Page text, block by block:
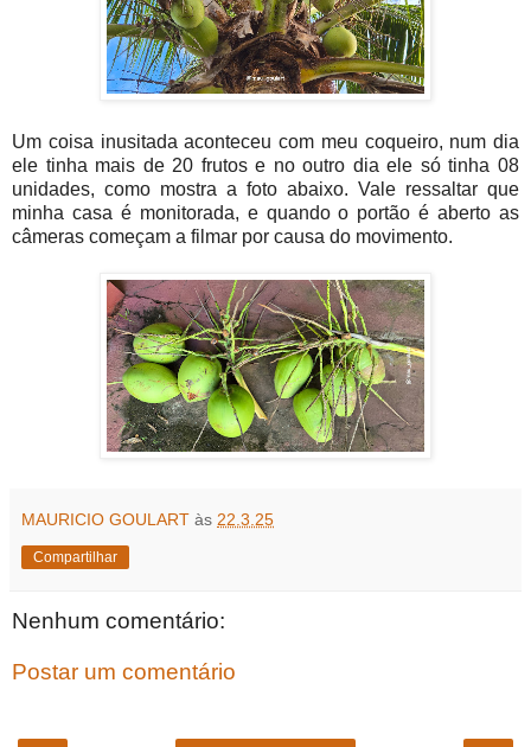
Um coisa inusitada aconteceu com meu coqueiro, num dia
ele tinha mais de 20 frutos e no outro dia ele só tinha 08
unidades, como mostra a foto abaixo. Vale ressaltar que
minha casa é monitorada, e quando o portão é aberto as
câmeras começam a filmar por causa do movimento.
MAURICIO GOULART às 22.3.25
Compartilhar
Nenhum comentário:
Postar um comentário